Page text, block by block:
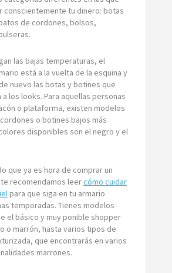
conscientemente tu dinero: botas
de cordones, bolsos,
las bajas temperaturas, el
está a la vuelta de la esquina y
nuevo las botas y botines que
los looks. Para aquellas personas
o plataforma, existen modelos
o botines bajos más
disponibles son el negro y el
que ya es hora de comprar un
recomendamos leercómo cuidar
para que siga en tu armario
temporadas. Tienes modelos
el básico y muy ponible shopper
o marrón, hasta varios tipos de
que encontrarás en varios
marrones.